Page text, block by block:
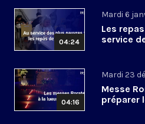
04:24
Mardi 6
Les
service
04:16
Mardi 23
Messe
préparer